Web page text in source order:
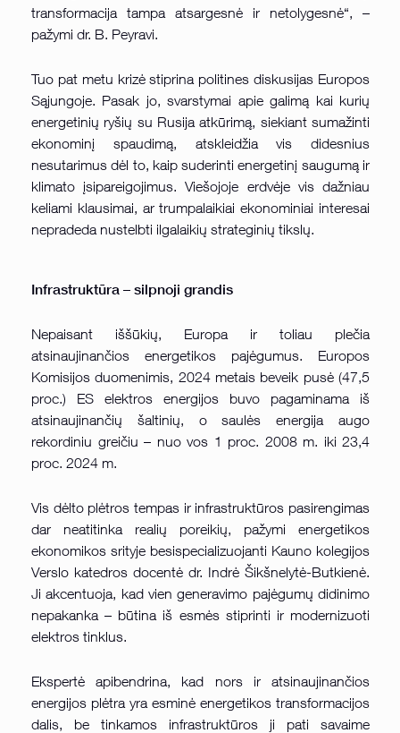
transformacija tampa atsargesnė ir netolygesnė“, –
pažymi dr. B. Peyravi.
Tuo pat metu krizė stiprina politines diskusijas Europos
Sąjungoje. Pasak jo, svarstymai apie galimą kai kurių
energetinių ryšių su Rusija atkūrimą, siekiant sumažinti
ekonominį spaudimą, atskleidžia vis didesnius
nesutarimus dėl to, kaip suderinti energetinį saugumą ir
klimato įsipareigojimus. Viešojoje erdvėje vis dažniau
keliami klausimai, ar trumpalaikiai ekonominiai interesai
nepradeda nustelbti ilgalaikių strateginių tikslų.
Infrastruktūra – silpnoji grandis
Nepaisant iššūkių, Europa ir toliau plečia
atsinaujinančios energetikos pajėgumus. Europos
Komisijos duomenimis, 2024 metais beveik pusė (47,5
proc.) ES elektros energijos buvo pagaminama iš
atsinaujinančių šaltinių, o saulės energija augo
rekordiniu greičiu – nuo vos 1 proc. 2008 m. iki 23,4
proc. 2024 m.
Vis dėlto plėtros tempas ir infrastruktūros pasirengimas
dar neatitinka realių poreikių, pažymi energetikos
ekonomikos srityje besispecializuojanti Kauno kolegijos
Verslo katedros docentė dr. Indrė Šikšnelytė-Butkienė.
Ji akcentuoja, kad vien generavimo pajėgumų didinimo
nepakanka – būtina iš esmės stiprinti ir modernizuoti
elektros tinklus.
Ekspertė apibendrina, kad nors ir atsinaujinančios
energijos plėtra yra esminė energetikos transformacijos
dalis, be tinkamos infrastruktūros ji pati savaime